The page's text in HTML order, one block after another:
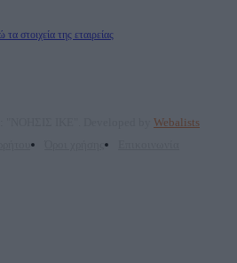
τα στοιχεία της εταιρείας
Webalists